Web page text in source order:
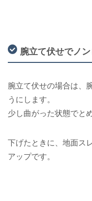
腕立て伏せでノ
腕立て伏せの場合は、
うにします。
少し曲がった状態でと
下げたときに、地面ス
アップです。